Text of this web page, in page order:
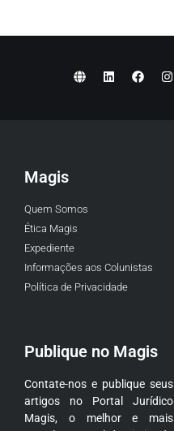
Magis
Quem Somos
Ética Magis
Expediente
Informações aos Colunistas
Política de Privacidade
Publique no Magis
Contate-nos e publique seus
artigos no Portal Jurídico
Magis, o melhor e mais